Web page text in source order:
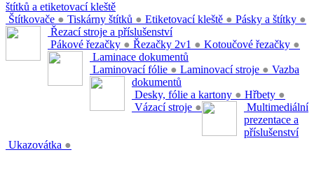
štítků a etiketovací kleště
Štítkovače ● Tiskárny štítků ● Etiketovací kleště ● Pásky a štítky ●
Řezací stroje a příslušenství
Pákové řezačky ● Řezačky 2v1 ● Kotoučové řezačky ●
Laminace dokumentů
Laminovací fólie ● Laminovací stroje ● Vazba
dokumentů
Desky, fólie a kartony ● Hřbety ●
Vázací stroje ●
Multimediální
prezentace a
příslušenství
Ukazovátka ●